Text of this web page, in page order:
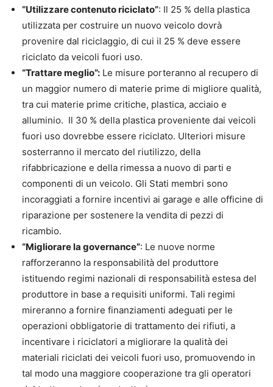
“Utilizzare contenuto riciclato”: Il 25 % della plastica
utilizzata per costruire un nuovo veicolo dovrà
provenire dal riciclaggio, di cui il 25 % deve essere
riciclato da veicoli fuori uso.
“Trattare meglio”: Le misure porteranno al recupero di
un maggior numero di materie prime di migliore qualità,
tra cui materie prime critiche, plastica, acciaio e
alluminio. Il 30 % della plastica proveniente dai veicoli
fuori uso dovrebbe essere riciclato. Ulteriori misure
sosterranno il mercato del riutilizzo, della
rifabbricazione e della rimessa a nuovo di parti e
componenti di un veicolo. Gli Stati membri sono
incoraggiati a fornire incentivi ai garage e alle officine di
riparazione per sostenere la vendita di pezzi di
ricambio.
“Migliorare la governance”: Le nuove norme
rafforzeranno la responsabilità del produttore
istituendo regimi nazionali di responsabilità estesa del
produttore in base a requisiti uniformi. Tali regimi
mireranno a fornire finanziamenti adeguati per le
operazioni obbligatorie di trattamento dei rifiuti, a
incentivare i riciclatori a migliorare la qualità dei
materiali riciclati dei veicoli fuori uso, promuovendo in
tal modo una maggiore cooperazione tra gli operatori